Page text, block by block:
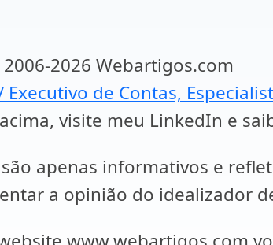
2026 Webartigos.com
de Contas,
visite meu LinkedIn e
apenas informativos e
a opinião do idealizador